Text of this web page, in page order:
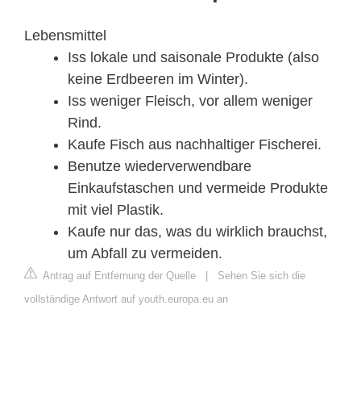
Lebensmittel
Iss lokale und saisonale Produkte (also
keine Erdbeeren im Winter).
Iss weniger Fleisch, vor allem weniger
Rind.
Kaufe Fisch aus nachhaltiger Fischerei.
Benutze wiederverwendbare
Einkaufstaschen und vermeide Produkte
mit viel Plastik.
Kaufe nur das, was du wirklich brauchst,
um Abfall zu vermeiden.
Antrag auf Entfernung der Quelle | Sehen Sie sich die
vollständige Antwort auf youth.europa.eu an